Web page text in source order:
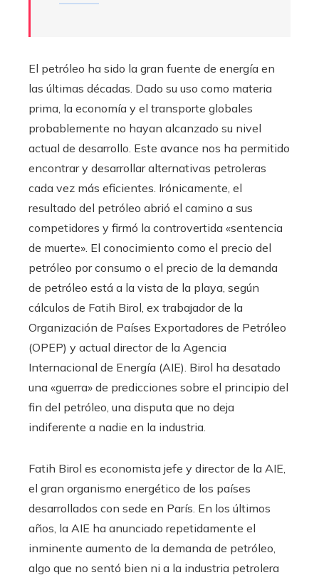
El petróleo ha sido la gran fuente de energía en
las últimas décadas. Dado su uso como materia
prima, la economía y el transporte globales
probablemente no hayan alcanzado su nivel
actual de desarrollo. Este avance nos ha permitido
encontrar y desarrollar alternativas petroleras
cada vez más eficientes. Irónicamente, el
resultado del petróleo abrió el camino a sus
competidores y firmó la controvertida «sentencia
de muerte». El conocimiento como el precio del
petróleo por consumo o el precio de la demanda
de petróleo está a la vista de la playa, según
cálculos de Fatih Birol, ex trabajador de la
Organización de Países Exportadores de Petróleo
(OPEP) y actual director de la Agencia
Internacional de Energía (AIE). Birol ha desatado
una «guerra» de predicciones sobre el principio del
fin del petróleo, una disputa que no deja
indiferente a nadie en la industria.
Fatih Birol es economista jefe y director de la AIE,
el gran organismo energético de los países
desarrollados con sede en París. En los últimos
años, la AIE ha anunciado repetidamente el
inminente aumento de la demanda de petróleo,
algo que no sentó bien ni a la industria petrolera